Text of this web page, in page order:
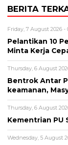
BERITA
Friday, 7 August 2026 -
Pelantikan 10
Minta Kerja
Thursday, 6 August
Bentrok Antar
keamanan,
Thursday, 6 August
Kementrian PU
Wednesday, 5 August